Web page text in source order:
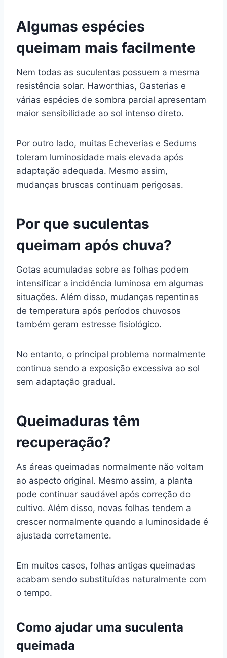
Algumas espécies
queimam mais facilmente
Nem todas as suculentas possuem a mesma
resistência solar. Haworthias, Gasterias e
várias espécies de sombra parcial apresentam
maior sensibilidade ao sol intenso direto.
Por outro lado, muitas Echeverias e Sedums
toleram luminosidade mais elevada após
adaptação adequada. Mesmo assim,
mudanças bruscas continuam perigosas.
Por que suculentas
queimam após chuva?
Gotas acumuladas sobre as folhas podem
intensificar a incidência luminosa em algumas
situações. Além disso, mudanças repentinas
de temperatura após períodos chuvosos
também geram estresse fisiológico.
No entanto, o principal problema normalmente
continua sendo a exposição excessiva ao sol
sem adaptação gradual.
Queimaduras têm
recuperação?
As áreas queimadas normalmente não voltam
ao aspecto original. Mesmo assim, a planta
pode continuar saudável após correção do
cultivo. Além disso, novas folhas tendem a
crescer normalmente quando a luminosidade é
ajustada corretamente.
Em muitos casos, folhas antigas queimadas
acabam sendo substituídas naturalmente com
o tempo.
Como ajudar uma suculenta
queimada